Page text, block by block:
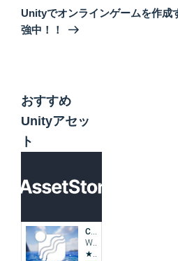
ゲ
ー
の
投
Unityでオンラインゲームを作成
強中！！
おすすめ
Unityアセッ
ト